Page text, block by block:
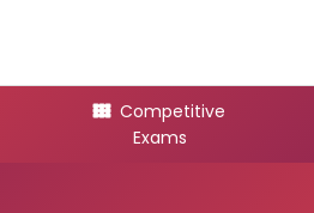
Competitive
Exams